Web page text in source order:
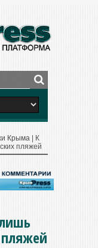
Крыма
К
пляжей